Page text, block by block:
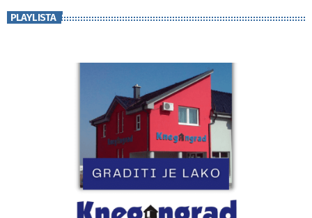
PLAYLISTA